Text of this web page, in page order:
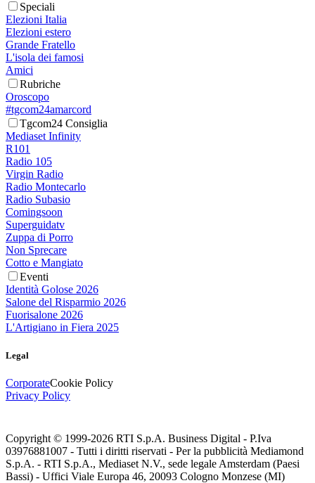
Speciali
Elezioni Italia
Elezioni estero
Grande Fratello
L'isola dei famosi
Amici
Rubriche
Oroscopo
#tgcom24amarcord
Tgcom24 Consiglia
Mediaset Infinity
R101
Radio 105
Virgin Radio
Radio Montecarlo
Radio Subasio
Comingsoon
Superguidatv
Zuppa di Porro
Non Sprecare
Cotto e Mangiato
Eventi
Identità Golose 2026
Salone del Risparmio 2026
Fuorisalone 2026
L'Artigiano in Fiera 2025
Legal
CorporateCookie Policy
Privacy Policy
Copyright © 1999-2026 RTI S.p.A. Business Digital - P.Iva
03976881007 - Tutti i diritti riservati - Per la pubblicità Mediamond
S.p.A. - RTI S.p.A., Mediaset N.V., sede legale Amsterdam (Paesi
Bassi) - Uffici Viale Europa 46, 20093 Cologno Monzese (MI)